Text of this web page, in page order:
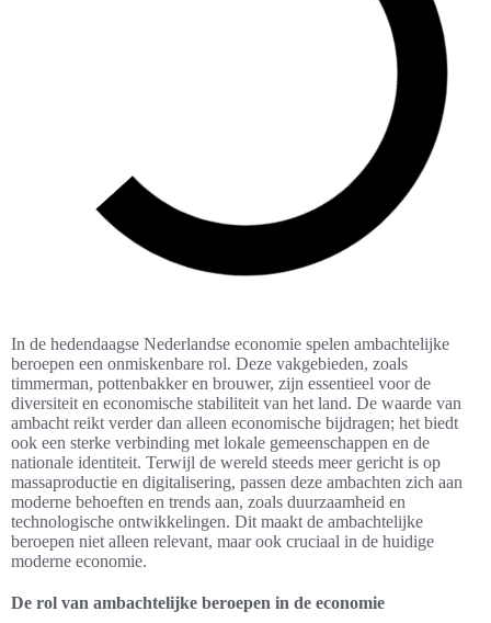
In de hedendaagse Nederlandse economie spelen ambachtelijke
beroepen een onmiskenbare rol. Deze vakgebieden, zoals
timmerman, pottenbakker en brouwer, zijn essentieel voor de
diversiteit en economische stabiliteit van het land. De waarde van
ambacht reikt verder dan alleen economische bijdragen; het biedt
ook een sterke verbinding met lokale gemeenschappen en de
nationale identiteit. Terwijl de wereld steeds meer gericht is op
massaproductie en digitalisering, passen deze ambachten zich aan
moderne behoeften en trends aan, zoals duurzaamheid en
technologische ontwikkelingen. Dit maakt de ambachtelijke
beroepen niet alleen relevant, maar ook cruciaal in de huidige
moderne economie.
De rol van ambachtelijke beroepen in de economie